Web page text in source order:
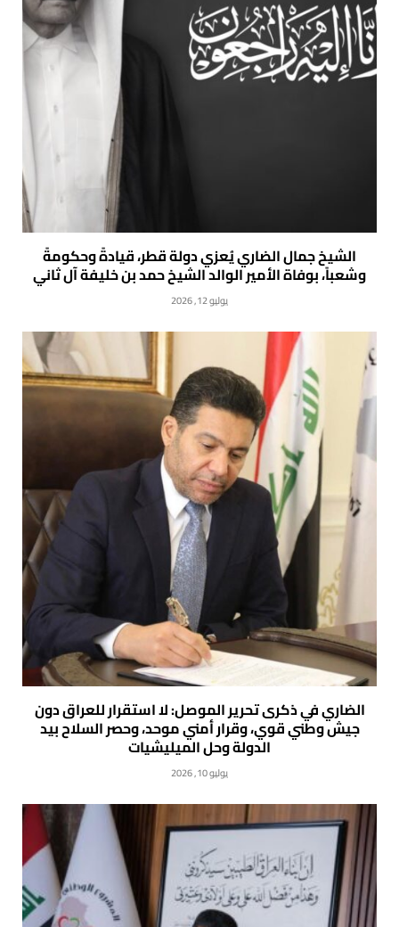
الشيخ جمال الضاري يُعزي دولة قطر، قيادةً وحكومةً
وشعباً، بوفاة الأمير الوالد الشيخ حمد بن خليفة آل ثاني
يوليو 12, 2026
الضاري في ذكرى تحرير الموصل: لا استقرار للعراق دون
جيش وطني قوي، وقرار أمني موحد، وحصر السلاح بيد
الدولة وحل الميليشيات
يوليو 10, 2026